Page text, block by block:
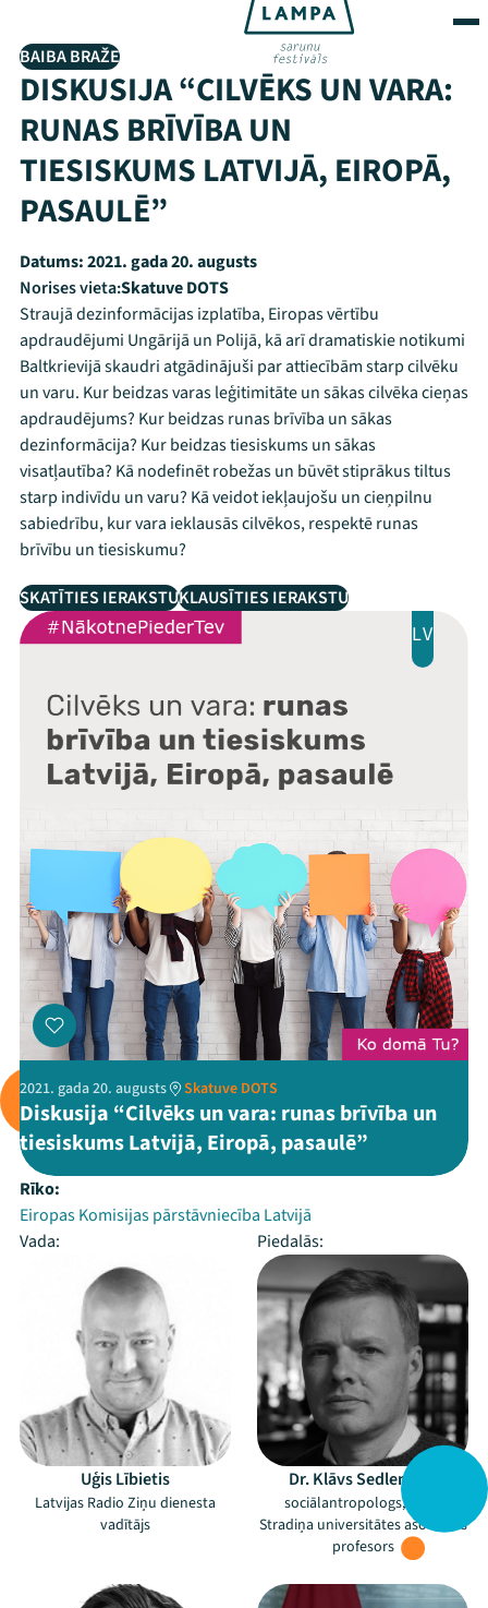
BAIBA BRAŽE
DISKUSIJA “CILVĒKS UN VARA:
RUNAS BRĪVĪBA UN
TIESISKUMS LATVIJĀ, EIROPĀ,
PASAULĒ”
Datums:2021. gada 20. augusts
Norises vieta:Skatuve DOTS
Straujā dezinformācijas izplatība, Eiropas vērtību
apdraudējumi Ungārijā un Polijā, kā arī dramatiskie notikumi
Baltkrievijā skaudri atgādinājuši par attiecībām starp cilvēku
un varu. Kur beidzas varas leģitimitāte un sākas cilvēka cieņas
apdraudējums? Kur beidzas runas brīvība un sākas
dezinformācija? Kur beidzas tiesiskums un sākas
visatļautība? Kā nodefinēt robežas un būvēt stiprākus tiltus
starp indivīdu un varu? Kā veidot iekļaujošu un cieņpilnu
sabiedrību, kur vara ieklausās cilvēkos, respektē runas
brīvību un tiesiskumu?
SKATĪTIES IERAKSTUKLAUSĪTIES IERAKSTU
LV
2021. gada 20. augusts Skatuve DOTS
Diskusija “Cilvēks un vara: runas brīvība un
tiesiskums Latvijā, Eiropā, pasaulē”
Rīko:
Eiropas Komisijas pārstāvniecība Latvijā
Vada:
Piedalās:
Uģis Lībietis
Latvijas Radio Ziņu dienesta
vadītājs
Dr. Klāvs Sedlenieks
sociālantropologs, Rīgas
Stradiņa universitātes asociētais
profesors